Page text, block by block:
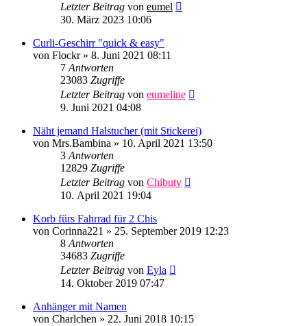
Letzter Beitrag von eumel
30. März 2023 10:06
Curli-Geschirr "quick & easy"
von Flockr» 8. Juni 2021 08:11
7 Antworten
23083 Zugriffe
Letzter Beitrag von eumeline
9. Juni 2021 04:08
Näht jemand Halstucher (mit Stickerei)
von Mrs.Bambina » 10. April 2021 13:50
3 Antworten
12829 Zugriffe
Letzter Beitrag von Chibuty
10. April 2021 19:04
Korb fürs Fahrrad für 2 Chis
von Corinna221 » 25. September 2019 12:23
8 Antworten
34683 Zugriffe
Letzter Beitrag von Eyla
14. Oktober 2019 07:47
Anhänger mit Namen
von Charlchen » 22. Juni 2018 10:15